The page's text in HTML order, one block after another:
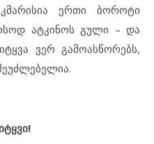
ერთი ბოროტი
ატკინოს გული – და
ვერ გამოასწორებს,
!